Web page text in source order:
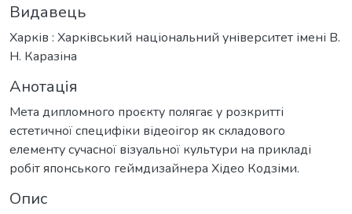
Видавець
Харків : Харківський національний університет імені В.
Н. Каразіна
Анотація
Мета дипломного проєкту полягає у розкритті
естетичної специфіки відеоігор як складового
елементу сучасної візуальної культури на прикладі
робіт японського геймдизайнера Хідео Кодзіми.
Опис